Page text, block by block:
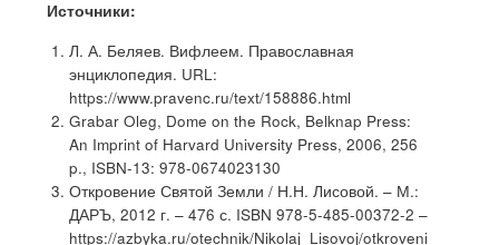
Источники:
Л. А. Беляев. Вифлеем. Православная
энциклопедия. URL:
https://www.pravenc.ru/text/158886.html
Grabar Oleg, Dome on the Rock, Belknap Press:
An Imprint of Harvard University Press, 2006, 256
p., ISBN-13: 978-0674023130
Откровение Святой Земли / Н.Н. Лисовой. – М.:
ДАРЪ, 2012 г. – 476 с. ISBN 978-5-485-00372-2 –
https://azbyka.ru/otechnik/Nikolaj_Lisovoj/otkroveni